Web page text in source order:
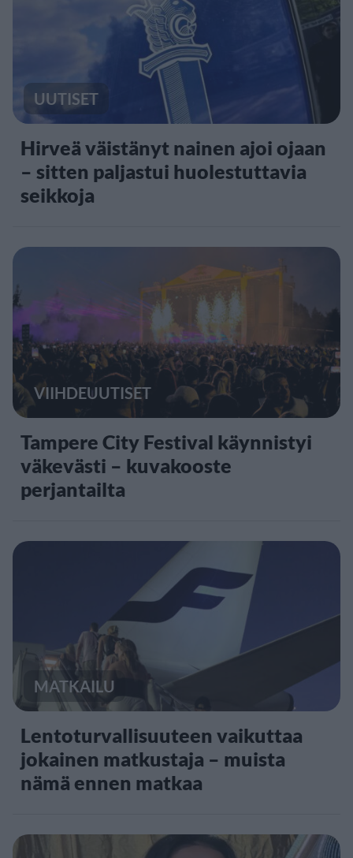
UUTISET
Hirveä väistänyt nainen ajoi ojaan
– sitten paljastui huolestuttavia
seikkoja
VIIHDEUUTISET
Tampere City Festival käynnistyi
väkevästi – kuvakooste
perjantailta
MATKAILU
Lentoturvallisuuteen vaikuttaa
jokainen matkustaja – muista
nämä ennen matkaa